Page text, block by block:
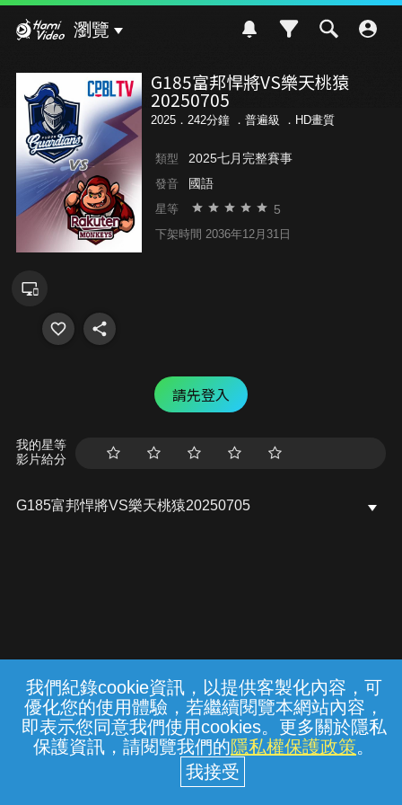
我們紀錄cookie資訊，以提供客製化內容，可
優化您的使用體驗，若繼續閱覽本網站內容，
即表示您同意我們使用cookies。更多關於隱私
保護資訊，請閱覽我們的隱私權保護政策。
瀏覽
G185富邦悍將VS樂天桃猿
20250705
2025．242分鐘 ． 普遍級 ．HD畫質
類型 2025七月完整賽事
發音 國語
星等 5
下架時間 2036年12月31日
請先登入
我的星等
影片給分
G185富邦悍將VS樂天桃猿20250705
常見問題 線上客服 服務條款 隱私權保護
中華電信股份有限公司個人家庭分公司
(統一編號：96979949) © 2026
{{notifyMsg}}